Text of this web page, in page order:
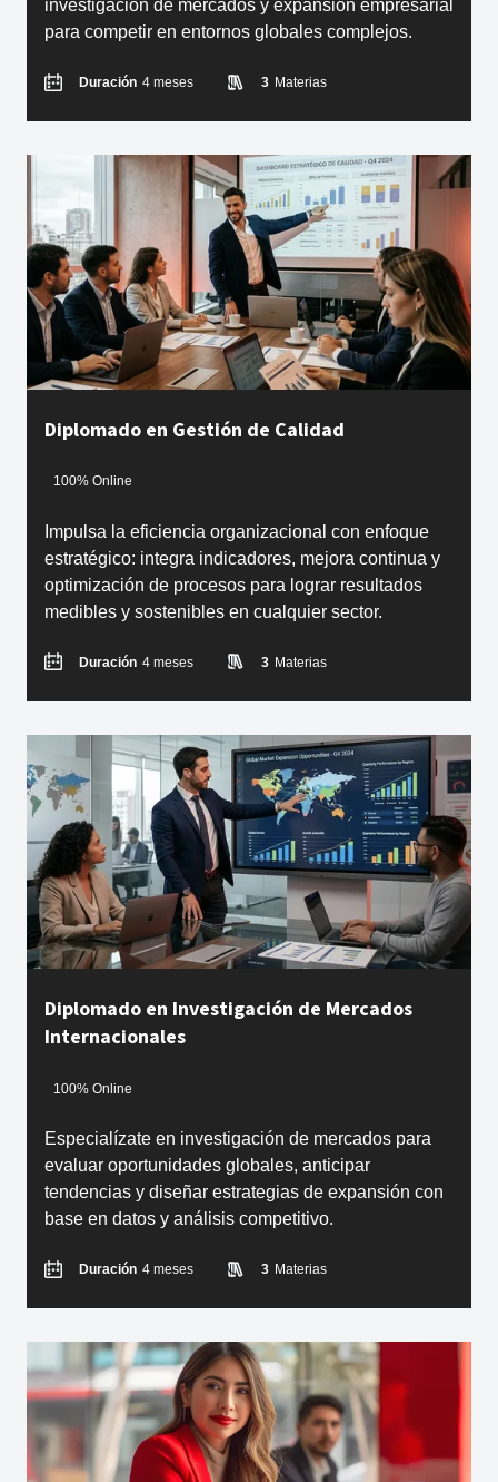
investigación de mercados y expansión empresarial
para competir en entornos globales complejos.
Duración 4 meses 3 Materias
Diplomado en Gestión de Calidad
100% Online
Impulsa la eficiencia organizacional con enfoque
estratégico: integra indicadores, mejora continua y
optimización de procesos para lograr resultados
medibles y sostenibles en cualquier sector.
Duración 4 meses 3 Materias
Diplomado en Investigación de Mercados
Internacionales
100% Online
Especialízate en investigación de mercados para
evaluar oportunidades globales, anticipar
tendencias y diseñar estrategias de expansión con
base en datos y análisis competitivo.
Duración 4 meses 3 Materias